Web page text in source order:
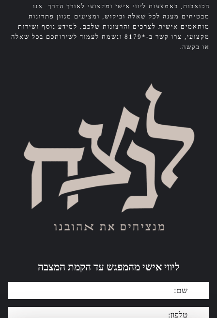
הכואבות, באמצעות ליווי אישי ומקצועי לאורך הדרך. אנו
מבטיחים מענה לכל שאלה וביקוש, ומציעים מגוון פתרונות
מותאמים אישית לצרכים והרצונות שלכם. למידע נוסף ושירות
מקצועי, צרו קשר ב-*8179 ונשמח לעמוד לשירותכם בכל שאלה
או בקשה.
ליווי אישי מהמפגש עד הקמת המצבה